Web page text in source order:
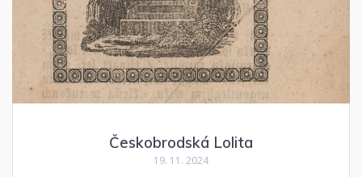
Českobrodská Lolita
19. 11. 2024